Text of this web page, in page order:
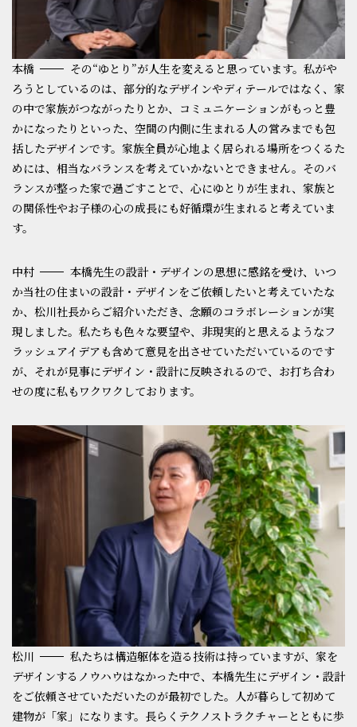
本橋
その“ゆとり”が人生を変えると思っています。私がや
ろうとしているのは、部分的なデザインやディテールではなく、家
の中で家族がつながったりとか、コミュニケーションがもっと豊
かになったりといった、空間の内側に生まれる人の営みまでも包
括したデザインです。家族全員が心地よく居られる場所をつくるた
めには、相当なバランスを考えていかないとできません。そのバ
ランスが整った家で過ごすことで、心にゆとりが生まれ、家族と
の関係性やお子様の心の成長にも好循環が生まれると考えていま
す。
中村
本橋先生の設計・デザインの思想に感銘を受け、いつ
か当社の住まいの設計・デザインをご依頼したいと考えていたな
か、松川社長からご紹介いただき、念願のコラボレーションが実
現しました。私たちも色々な要望や、非現実的と思えるようなフ
ラッシュアイデアも含めて意見を出させていただいているのです
が、それが見事にデザイン・設計に反映されるので、お打ち合わ
せの度に私もワクワクしております。
松川
私たちは構造躯体を造る技術は持っていますが、家を
デザインするノウハウはなかった中で、本橋先生にデザイン・設計
をご依頼させていただいたのが最初でした。人が暮らして初めて
建物が「家」になります。長らくテクノストラクチャーとともに歩